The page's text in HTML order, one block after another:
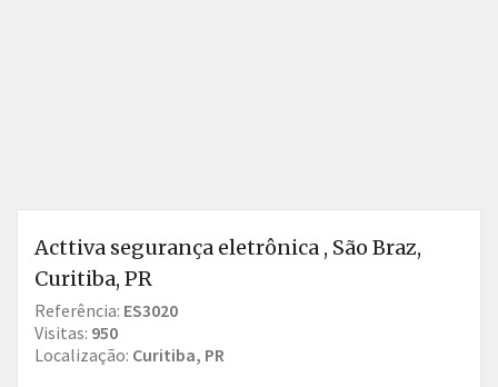
Acttiva segurança eletrônica , São Braz,
Curitiba, PR
Referência: ES3020
Visitas: 950
Localização: Curitiba, PR